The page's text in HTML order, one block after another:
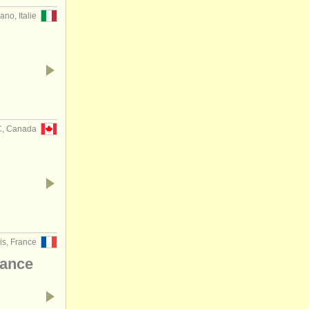
Italie
Canada
France